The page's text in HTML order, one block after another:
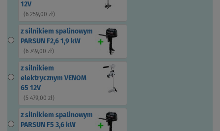
12V
( 6 259,00 zł)
z silnikiem spalinowym
PARSUN F2,6 1,9 kW
( 6 749,00 zł)
z silnikiem
elektrycznym VENOM
65 12V
( 5 479,00 zł)
z silnikiem spalinowym
PARSUN F5 3,6 kW